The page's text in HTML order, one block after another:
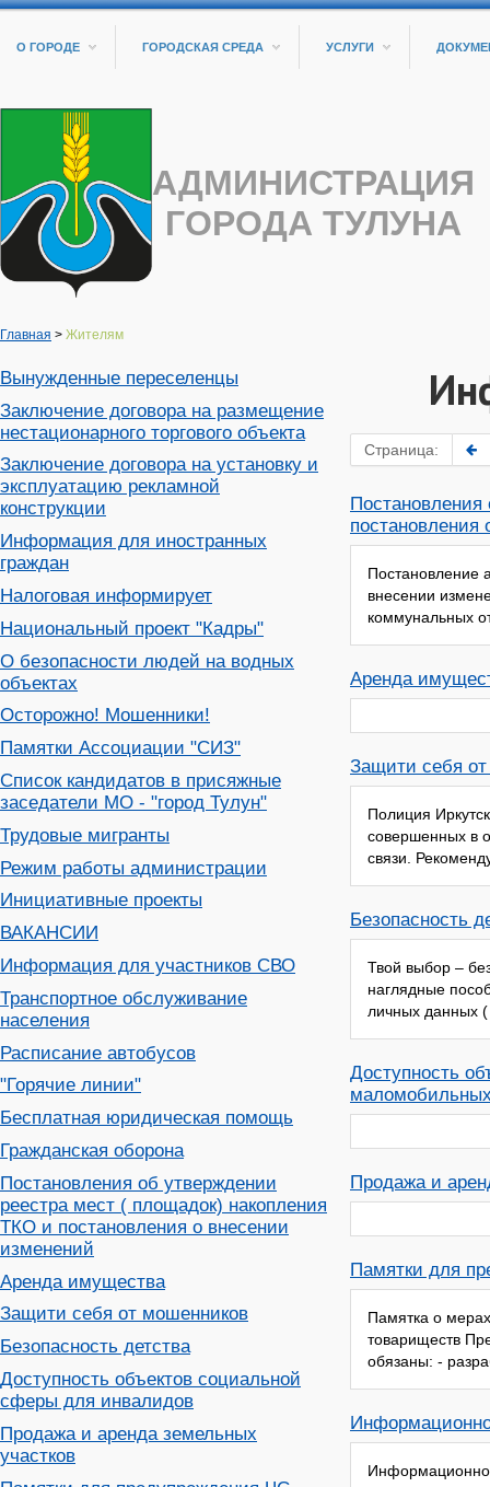
О ГОРОДЕ ГОРОДСКАЯ СРЕДА УСЛУГИ
АДМИНИСТРАЦИЯ
ГОРОДА ТУЛУНА
Главная > Жителям
Вынужденные переселенцы
Заключение договора на размещение
нестационарного торгового объекта
Заключение договора на установку и
эксплуатацию рекламной
конструкции
Информация для иностранных
граждан
Налоговая информирует
Национальный проект "Кадры"
О безопасности людей на водных
объектах
Осторожно! Мошенники!
Памятки Ассоциации "СИЗ"
Список кандидатов в присяжные
заседатели МО - "город Тулун"
Трудовые мигранты
Режим работы администрации
Инициативные проекты
ВАКАНСИИ
Информация для участников СВО
Транспортное обслуживание
населения
Расписание автобусов
"Горячие линии"
Бесплатная юридическая помощь
Гражданская оборона
Постановления об утверждении
реестра мест ( площадок) накопления
ТКО и постановления о внесении
изменений
Аренда имущества
Защити себя от мошенников
Безопасность детства
Доступность объектов социальной
сферы для инвалидов
Продажа и аренда земельных
участков
Страница:
постановления
Постановление
внесении
коммунальных
Аренда
Защити себя
Полиция
совершенных в
связи.
Безопасность
Твой выбор –
наглядные
личных данных
Доступность
Продажа и
Памятки для
Памятка о
товариществ
обязаны: -